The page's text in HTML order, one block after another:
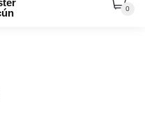
0